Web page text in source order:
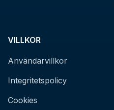
VILLKOR
Användarvillkor
Integritetspolicy
Cookies